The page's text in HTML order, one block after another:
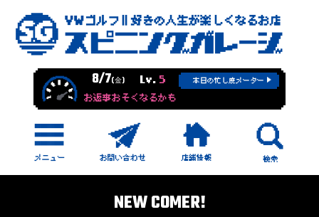
8/7(金) Lv. 5 本日の忙し度メーター
お返事おそくなるかも
NEW COMER!